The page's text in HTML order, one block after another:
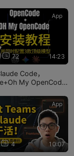
72 14:23
App
Code，
My OpenCode
4 10:07
App